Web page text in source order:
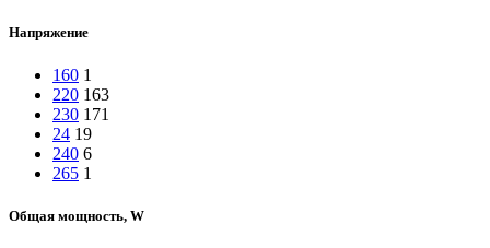
Напряжение
160 1
220 163
230 171
24 19
240 6
265 1
Общая мощность, W